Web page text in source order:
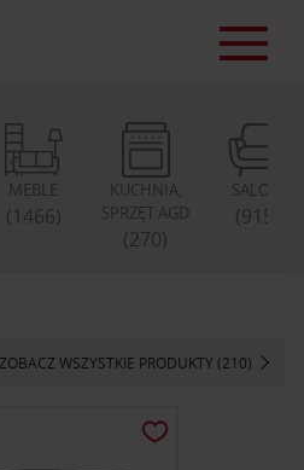
MEBLE
(1466)
KUCHNIA,
SPRZĘT AGD
(270)
SALON
(915)
ZOBACZ WSZYSTKIE PRODUKTY (210)